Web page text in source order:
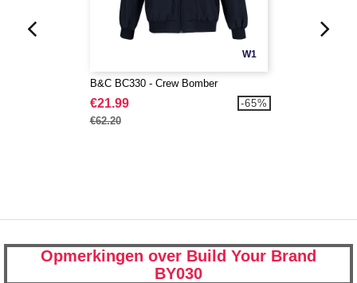
W1
B&C BC330 - Crew Bomber
€21.99
€62.20
-65%
Opmerkingen over Build Your Brand
BY030